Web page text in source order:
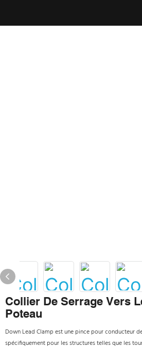
Collier De Serrage Vers
Poteau
Down Lead Clamp est une pince pour conducteur
spécifiquement pour les structures telles que les